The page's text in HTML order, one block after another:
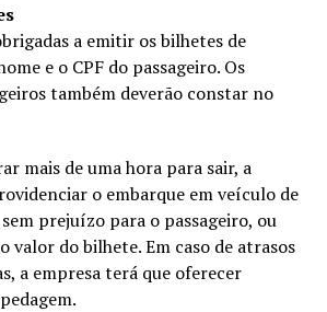
a emitir os bilhetes de
e o CPF do passageiro. Os
também deverão constar no
mais de uma hora para sair, a
o embarque em veículo de
prejuízo para o passageiro, ou
valor do bilhete. Em caso de atrasos
a empresa terá que oferecer